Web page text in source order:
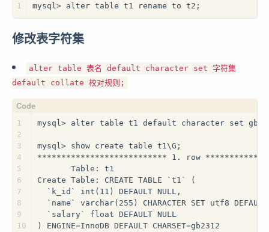
1 mysql> alter table t1 rename to t2;
修改表字符集
alter table 表名 default character set 字符集
default collate 校对规则;
1
2
3
4
5
6
7
8
9
10
mysql> alter table t1 default character set
mysql> show create table t1\G;
*************************** 1. row
       Table: t1
Create Table: CREATE TABLE `t1` (
  `k_id` int(11) DEFAULT NULL,
`name` varchar(255) CHARACTER SET utf8
  `salary` float DEFAULT NULL
) ENGINE=InnoDB DEFAULT CHARSET=gb2312